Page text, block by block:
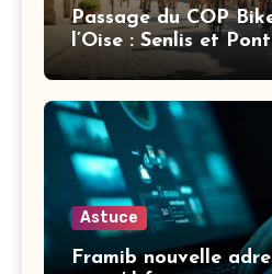
Passage du COP
l’Oise : Senlis et
Maxence
Astuce
Framib nouvelle